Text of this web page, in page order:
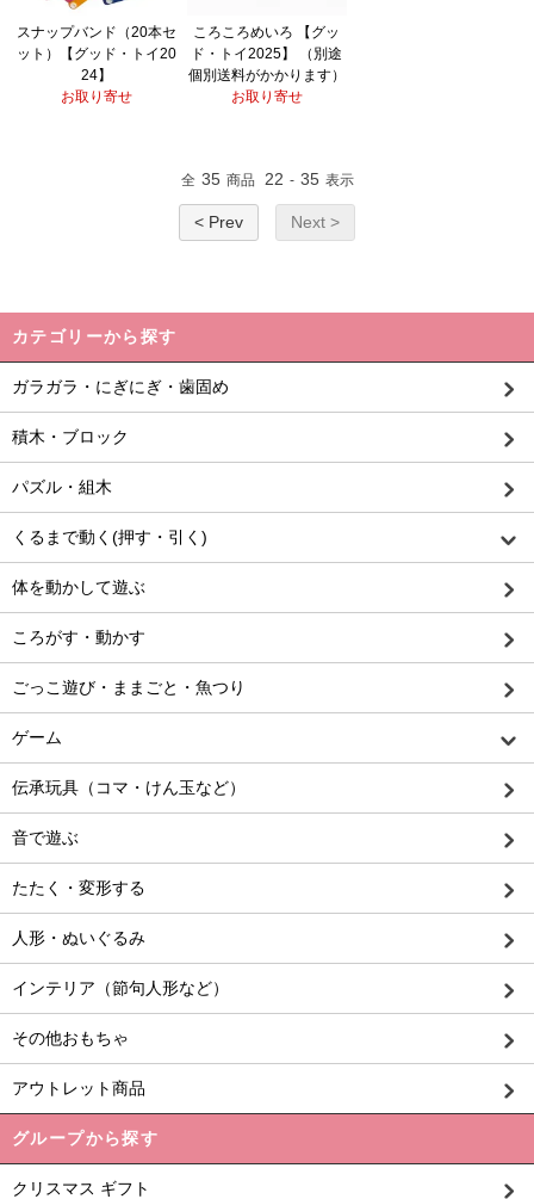
スナップバンド（20本セ
ット）【グッド・トイ20
24】
お取り寄せ
ころころめいろ 【グッ
ド・トイ2025】 （別途
個別送料がかかります）
お取り寄せ
全 35 商品 22 - 35 表示
< Prev Next >
カテゴリーから探す
ガラガラ・にぎにぎ・歯固め
積木・ブロック
パズル・組木
くるまで動く(押す・引く)
体を動かして遊ぶ
ころがす・動かす
ごっこ遊び・ままごと・魚つり
ゲーム
伝承玩具（コマ・けん玉など）
音で遊ぶ
たたく・変形する
人形・ぬいぐるみ
インテリア（節句人形など）
その他おもちゃ
アウトレット商品
グループから探す
クリスマス ギフト